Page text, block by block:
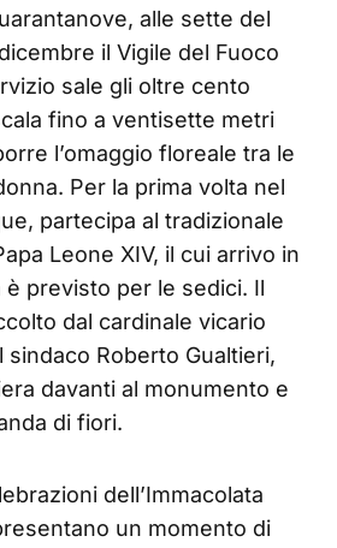
alle sette del
il Vigile del Fuoco
sale gli oltre cento
fino a ventisette metri
l’omaggio floreale tra le
Per la prima volta nel
partecipa al tradizionale
Leone XIV, il cui arrivo in
è previsto per le sedici. Il
dal cardinale vicario
sindaco Roberto Gualtieri,
davanti al monumento e
di fiori.
dell’Immacolata
un momento di